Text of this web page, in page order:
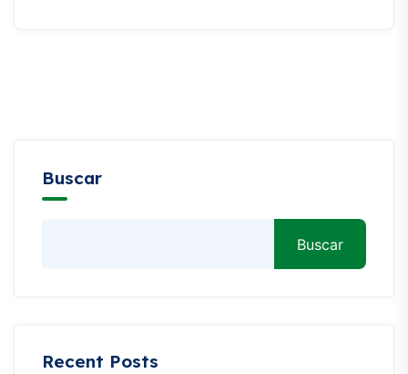
Buscar
Buscar
Recent Posts